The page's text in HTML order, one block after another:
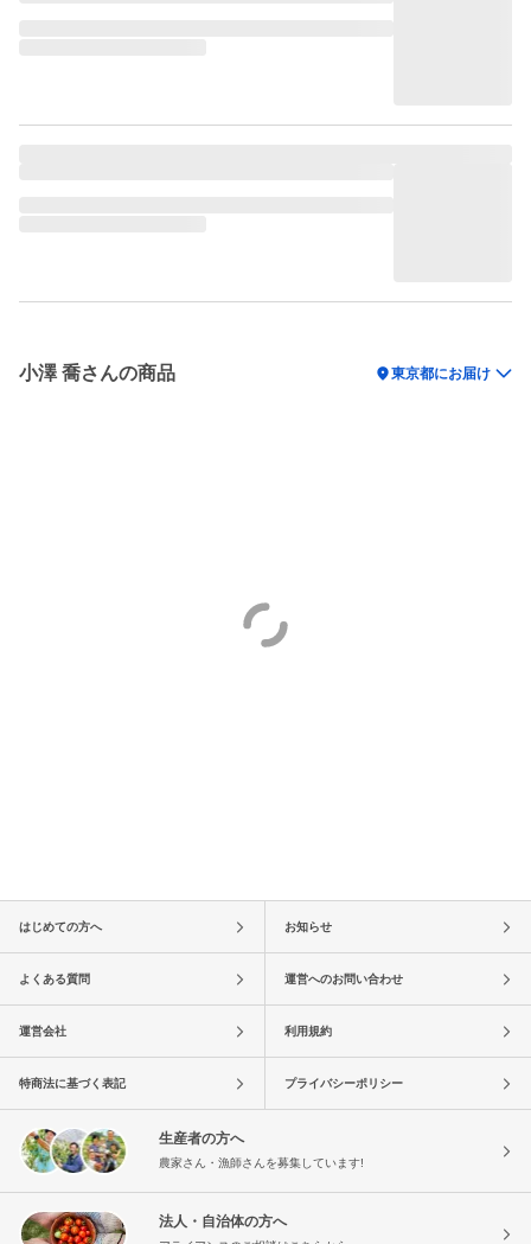
小澤 喬さんの商品 location_on東京都にお届け
はじめての方へ お知らせ
よくある質問 運営へのお問い合わせ
運営会社 利用規約
特商法に基づく表記 プライバシーポリシー
生産者の方へ
農家さん・漁師さんを募集しています!
法人・自治体の方へ